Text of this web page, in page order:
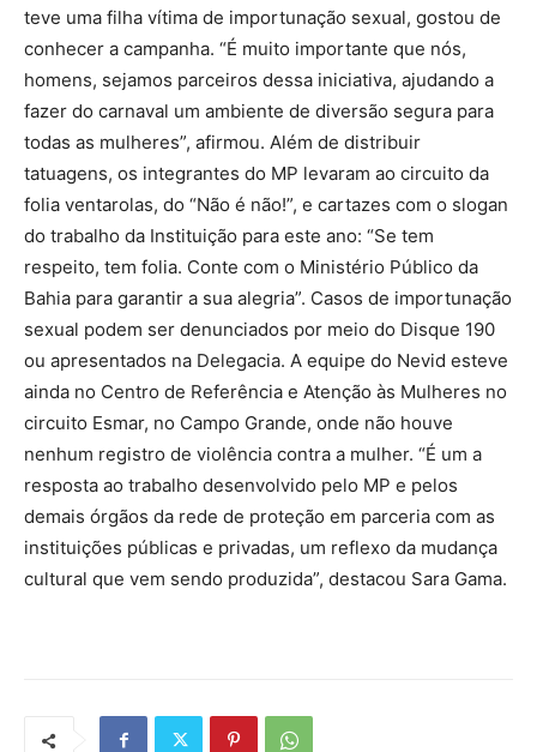
teve uma filha vítima de importunação sexual, gostou de
conhecer a campanha. “É muito importante que nós,
homens, sejamos parceiros dessa iniciativa, ajudando a
fazer do carnaval um ambiente de diversão segura para
todas as mulheres”, afirmou. Além de distribuir
tatuagens, os integrantes do MP levaram ao circuito da
folia ventarolas, do “Não é não!”, e cartazes com o slogan
do trabalho da Instituição para este ano: “Se tem
respeito, tem folia. Conte com o Ministério Público da
Bahia para garantir a sua alegria”. Casos de importunação
sexual podem ser denunciados por meio do Disque 190
ou apresentados na Delegacia. A equipe do Nevid esteve
ainda no Centro de Referência e Atenção às Mulheres no
circuito Esmar, no Campo Grande, onde não houve
nenhum registro de violência contra a mulher. “É um a
resposta ao trabalho desenvolvido pelo MP e pelos
demais órgãos da rede de proteção em parceria com as
instituições públicas e privadas, um reflexo da mudança
cultural que vem sendo produzida”, destacou Sara Gama.